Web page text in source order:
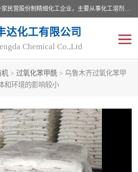
济南汇丰达化工有限公司是一家民营股份制精细化工企业，主要从事化工溶剂、药用辅料、合成中间体等深加工产品的研制开发、生产、销售和进出口贸易。主营产品：环氧丙烷，十二烷基苯，甲基磺酸，磺酸，DMF，DMAC，甘油，苯甲醇，乙酰氯，甲基丙烯酸，甲基丙烯酸甲酯，叔丁醇，异辛酸，二乙烯三胺，一乙，二乙‎，三乙醇胺，原乙酸三甲酯等化工产品及中间体。欢迎各界朋友洽谈咨询业务。
达化工有限公司
Chemical Co.,Ltd
机 > 过氧化苯甲酰 > 乌鲁木齐过氧化苯甲
和环境的影响较小
烷经
醚类
酚类
无机化工原料